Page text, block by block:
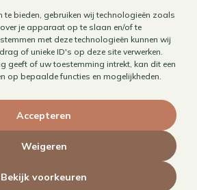
te bieden, gebruiken wij technologieën zoals
je apparaat op te slaan en/of te
met deze technologieën kunnen wij
of unieke ID's op deze site verwerken.
geeft of uw toestemming intrekt, kan dit een
op bepaalde functies en mogelijkheden.
Accepteren
Weigeren
Bekijk voorkeuren